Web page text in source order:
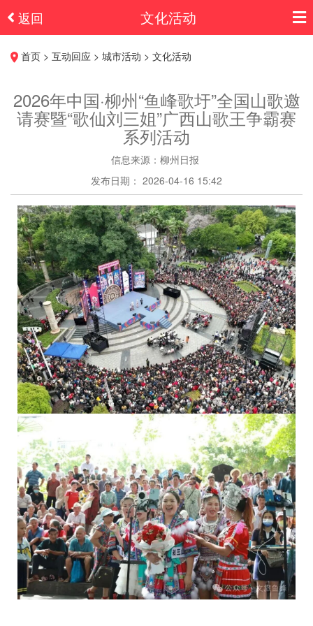
返回 文化活动
首页 > 互动回应 > 城市活动 > 文化活动
2026年中国·柳州“鱼峰歌圩”全国山歌邀
请赛暨“歌仙刘三姐”广西山歌王争霸赛
系列活动
信息来源：柳州日报
发布日期： 2026-04-16 15:42